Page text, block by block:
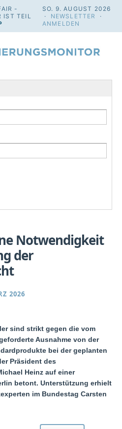
-
IST TEIL
SO. 9. AUGUST 2026
· NEWSLETTER
·
ANMELDEN
Notwendigkeit
der
2026
sind strikt gegen die vom
Ausnahme von der
bei der geplanten
Präsident des
Heinz auf einer
betont. Unterstützung erhielt
im Bundestag Carsten